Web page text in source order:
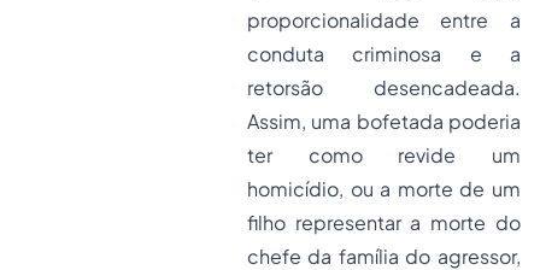
proporcionalidade entre a
conduta criminosa e a
retorsão desencadeada.
Assim, uma bofetada poderia
ter como revide um
homicídio, ou a morte de um
filho representar a morte do
chefe da família do agressor,